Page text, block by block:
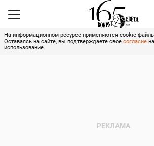
На информационном ресурсе применяются cookie-
Оставаясь на сайте, вы подтверждаете свое согласие
использование.